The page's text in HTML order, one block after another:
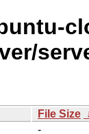
File Size
-